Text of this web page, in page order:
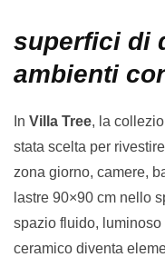
superfici di
ambienti
In Villa Tree, la
stata scelta per
zona giorno, camere,
lastre 90×90 cm nello
spazio fluido,
ceramico diventa